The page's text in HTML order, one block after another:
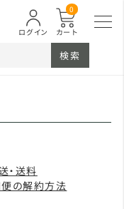
カート
0
ログイン
検索
・送料
の解約方法